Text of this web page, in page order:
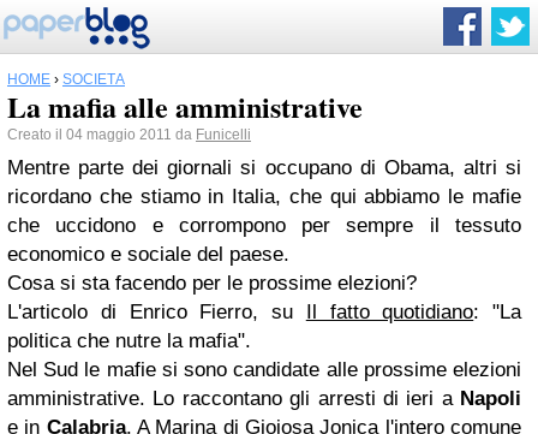
HOME › SOCIETÀ
La mafia alle amministrative
Creato il 04 maggio 2011 da Funicelli
Mentre parte dei giornali si occupano di Obama, altri si
ricordano che stiamo in Italia, che qui abbiamo le mafie
che uccidono e corrompono per sempre il tessuto
economico e sociale del paese.
Cosa si sta facendo per le prossime elezioni?
L'articolo di Enrico Fierro, su Il fatto quotidiano: "La
politica che nutre la mafia".
Nel Sud le mafie si sono candidate alle prossime elezioni
amministrative. Lo raccontano gli arresti di ieri a Napoli
e in Calabria.A Marina di Gioiosa Jonica l'intero comune